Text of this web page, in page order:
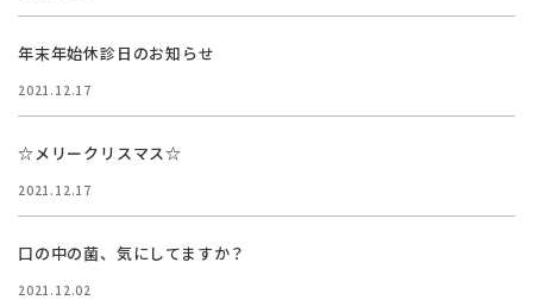
年末年始休診日のお知らせ
2021.12.17
☆メリークリスマス☆
2021.12.17
口の中の菌、気にしてますか？
2021.12.02